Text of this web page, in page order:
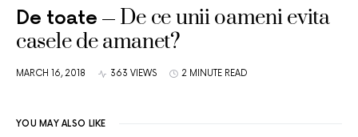
De toate
De ce unii oameni evita
casele de amanet?
MARCH 16, 2018 363 VIEWS 2 MINUTE READ
YOU MAY ALSO LIKE